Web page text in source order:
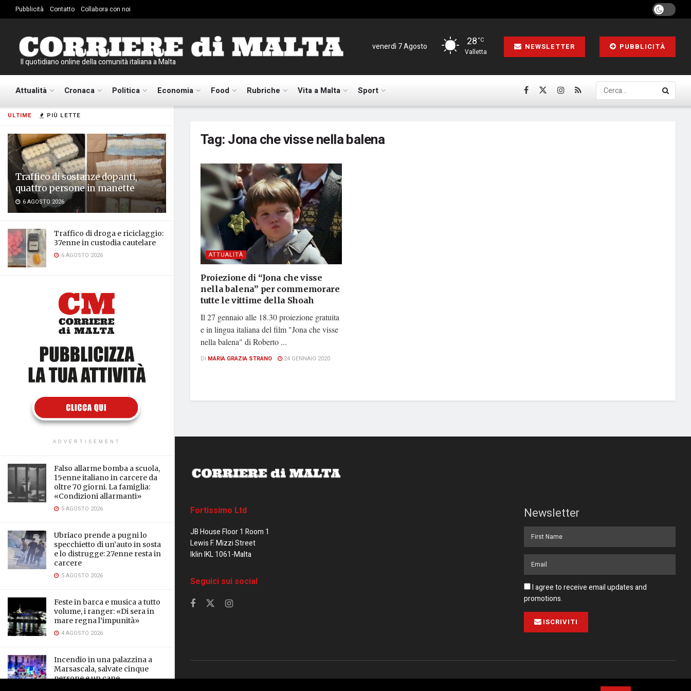
ULTIME PIÙ LETTE
Traffico di sostanze dopanti,
quattro persone in manette
6 AGOSTO 2026
Traffico di droga e riciclaggio:
37enne in custodia cautelare
6 AGOSTO 2026
ADVERTISEMENT
Falso allarme bomba a scuola,
15enne italiano in carcere da
oltre 70 giorni. La famiglia:
«Condizioni allarmanti»
5 AGOSTO 2026
Ubriaco prende a pugni lo
specchietto di un’auto in sosta
e lo distrugge: 27enne resta in
carcere
5 AGOSTO 2026
Feste in barca e musica a tutto
volume, i ranger: «Di sera in
mare regna l’impunità»
4 AGOSTO 2026
Incendio in una palazzina a
Marsascala, salvate cinque
persone e un cane
Pubblicità Contatto Collabora con noi
Il quotidiano online della comunità italiana a Malta
venerdì 7 Agosto 28°C
Valletta
NEWSLETTER PUBBLICITÀ
Attualità Cronaca Politica Economia Food Rubriche Vita a Malta Sport
Tag:Jona che visse nella balena
ATTUALITÀ
Proiezione di “Jona che visse
nella balena” per commemorare
tutte le vittime della Shoah
Il 27 gennaio alle 18.30 proiezione gratuita
e in lingua italiana del film "Jona che visse
nella balena" di Roberto ...
DI MARIA GRAZIA STRANO 24 GENNAIO 2020
Fortissimo Ltd
JB House Floor 1 Room 1
Lewis F. Mizzi Street
Iklin IKL 1061-Malta
Seguici sui social
Newsletter
I agree to receive email updates and
promotions.
ISCRIVITI
Pubblicità Collabora con noi Contatto Privacy Policy